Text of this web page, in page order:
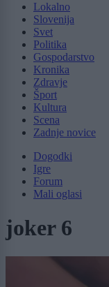
Lokalno
Slovenija
Svet
Politika
Gospodarstvo
Kronika
Zdravje
Šport
Kultura
Scena
Zadnje novice
Dogodki
Igre
Forum
Mali oglasi
joker 6